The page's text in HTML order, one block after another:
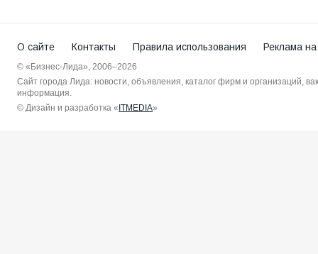
О сайте Контакты Правила использования Реклама
© «Бизнес-Лида», 2006–2026
Сайт города Лида: новости, объявления, каталог фирм и организаций,
информация.
© Дизайн и разработка « ITMEDIA»